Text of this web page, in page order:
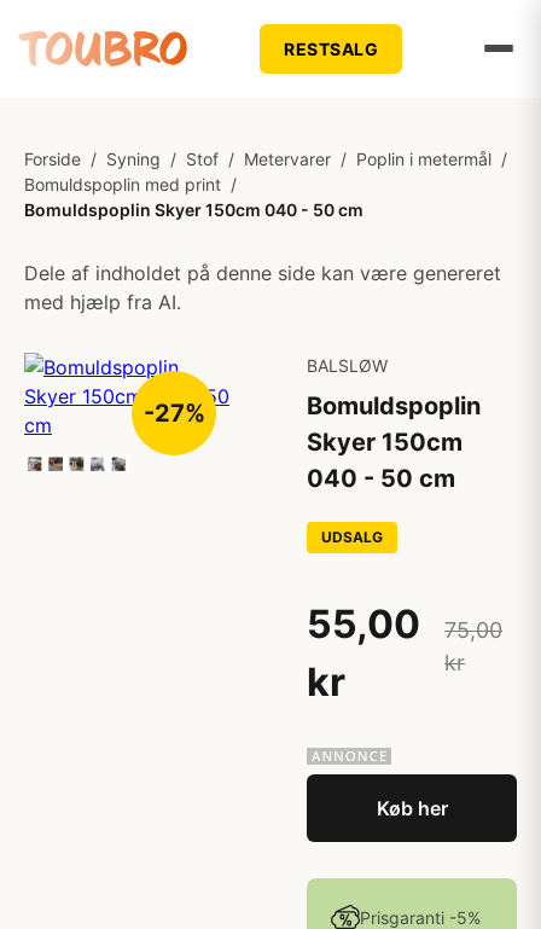
RESTSALG
Forside / Syning / Stof / Metervarer / Poplin i metermål /
Bomuldspoplin med print /
Bomuldspoplin Skyer 150cm 040 - 50 cm
Dele af indholdet på denne side kan være genereret
med hjælp fra AI.
-27%
BALSLØW
Bomuldspoplin
Skyer 150cm
040 - 50 cm
UDSALG
55,00
kr
75,00
kr
Køb her
Prisgaranti -5%